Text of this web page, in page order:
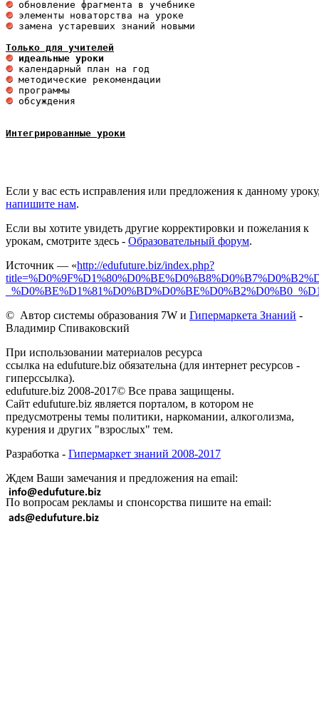
замена устаревших знаний новыми
Только для учителей
идеальные уроки
обсуждения
Интегрированные уроки
Если у вас есть исправления или предложения к данному
напишите нам.
Если вы хотите увидеть другие корректировки и пожелания к
урокам, смотрите здесь - Образовательный форум.
Источник — «http://edufuture.biz/index.php?
© Автор системы образования 7W и Гипермаркета Знаний -
Владимир Спиваковский
При использовании материалов ресурса
ссылка на edufuture.biz обязательна (для интернет ресурсов -
гиперссылка).
edufuture.biz 2008-2017© Все права защищены.
Сайт edufuture.biz является порталом, в котором не
предусмотрены темы политики, наркомании, алкоголизма,
курения и других "взрослых" тем.
Разработка - Гипермаркет знаний 2008-2017
Ждем Ваши замечания и предложения на email:
По вопросам рекламы и спонсорства пишите на email: